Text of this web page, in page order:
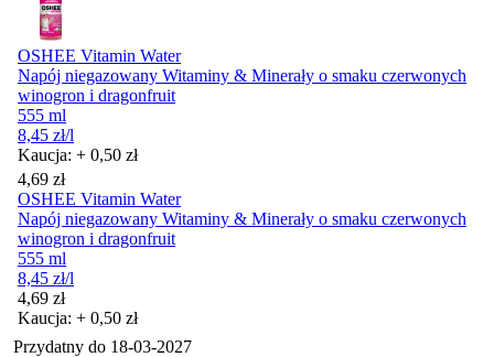
OSHEE Vitamin Water
Napój niegazowany Witaminy & Minerały o smaku czerwonych
winogron i dragonfruit
555 ml
8,45 zł/l
Kaucja: + 0,50 zł
Cena
4,69 zł
OSHEE Vitamin Water
Napój niegazowany Witaminy & Minerały o smaku czerwonych
winogron i dragonfruit
555 ml
8,45 zł/l
Cena
4,69 zł
Kaucja: + 0,50 zł
Przydatny do 18-03-2027